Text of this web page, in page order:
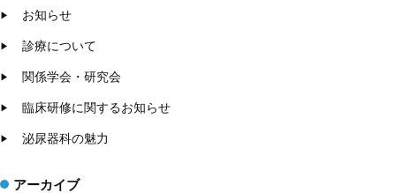
お知らせ
診療について
関係学会・研究会
臨床研修に関するお知らせ
泌尿器科の魅力
アーカイブ